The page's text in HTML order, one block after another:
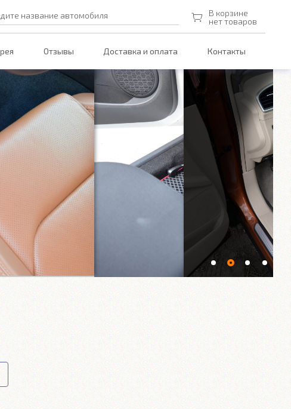
название автомобиля
В корзине
нет товаров
Отзывы Доставка и оплата Контакты